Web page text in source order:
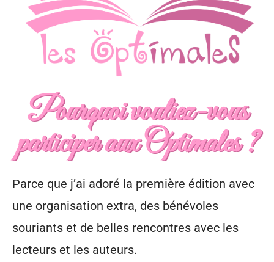
Pourquoi vouliez-vous
participer aux Optimales ?
Parce que j’ai adoré la première édition avec
une organisation extra, des bénévoles
souriants et de belles rencontres avec les
lecteurs et les auteurs.